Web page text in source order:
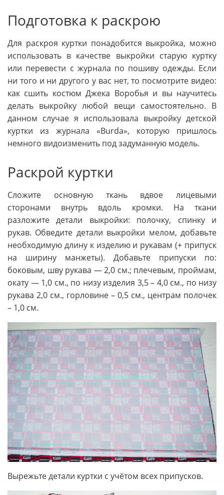
Подготовка к раскрою
Для раскроя куртки понадобится выкройка, можно
использовать в качестве выкройки старую куртку
или перевести с журнала по пошиву одежды. Если
ни того и ни другого у вас нет, то посмотрите видео:
как сшить костюм Джека Воробья и вы научитесь
делать выкройку любой вещи самостоятельно. В
данном случае я использовала выкройку детской
куртки из журнала «Burda», которую пришлось
немного видоизменить под задуманную модель.
Раскрой куртки
Сложите основную ткань вдвое лицевыми
сторонами внутрь вдоль кромки. На ткани
разложите детали выкройки: полочку, спинку и
рукав. Обведите детали выкройки мелом, добавьте
необходимую длину к изделию и рукавам (+ припуск
на ширину манжеты). Добавьте припуски по:
боковым, шву рукава — 2,0 см.; плечевым, проймам,
окату — 1,0 см., по низу изделия 3,5 – 4,0 см., по низу
рукава 2,0 см., горловине – 0,5 см., центрам полочек
– 1,0 см.
Вырежьте детали куртки с учётом всех припусков.